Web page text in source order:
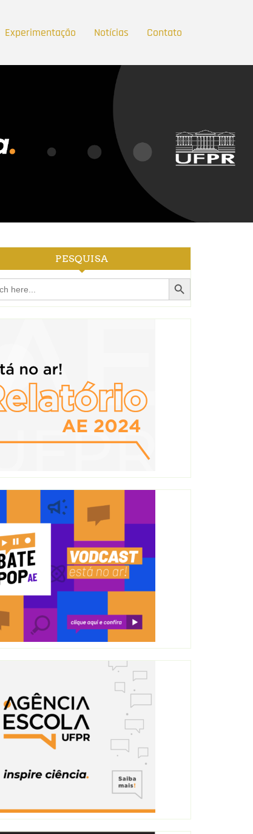
Experimentação Notícias Contato
PESQUISA
Search Button